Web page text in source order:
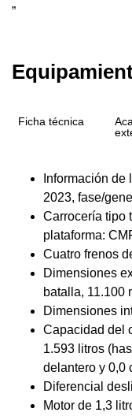
”
Ficha técnica
Información
2023, fase/
Carrocería tipo
plataforma:
Cuatro frenos
Dimensiones
batalla, 11.100
Dimensiones
Capacidad del
1.593 litros
delantero y 0,0
Diferencial
Motor de 1,3